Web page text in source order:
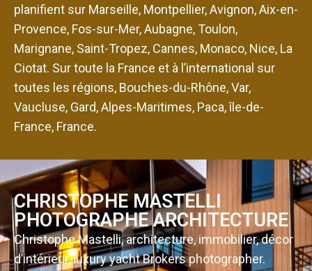
planifient sur Marseille, Montpellier, Avignon, Aix-en-
Provence, Fos-sur-Mer, Aubagne, Toulon,
Marignane, Saint-Tropez, Cannes, Monaco, Nice, La
Ciotat. Sur toute la France et à l’international sur
toutes les régions, Bouches-du-Rhône, Var,
Vaucluse, Gard, Alpes-Maritimes, Paca, île-de-
France, France.
CHRISTOPHE MASTELLI
PHOTOGRAPHE ARCHITECTURE
Christophe Mastelli, architecture, immobilier, décor
d’intérieur, luxury yacht Brokers photographer.